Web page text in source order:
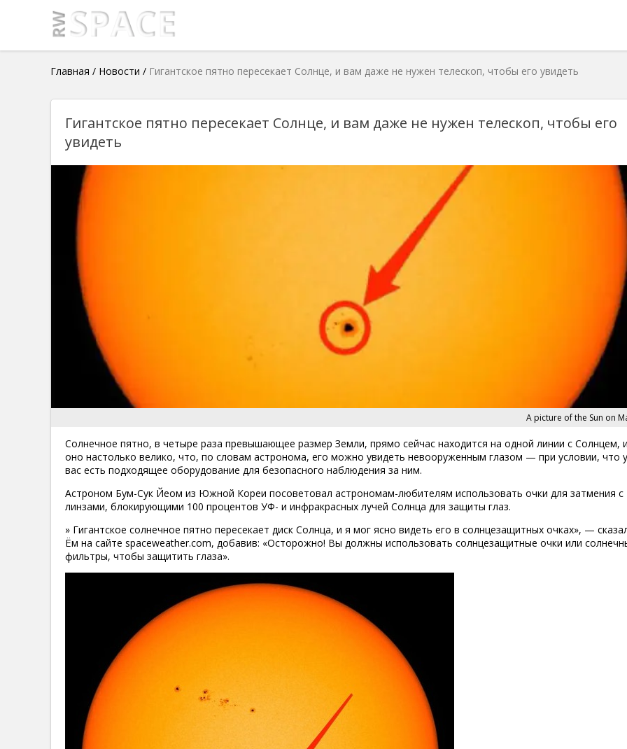
Главная / Новости / Гигантское пятно пересекает Солнце, и вам даже не нужен телескоп, чтобы его увидеть
Гигантское пятно пересекает Солнце, и вам даже не нужен телескоп, чтобы его
увидеть
A picture of the Sun on
Солнечное пятно, в четыре раза превышающее размер Земли, прямо сейчас находится на одной линии с Солнцем, и
оно настолько велико, что, по словам астронома, его можно увидеть невооруженным глазом — при условии, что у
вас есть подходящее оборудование для безопасного наблюдения за ним.
Астроном Бум-Сук Йеом из Южной Кореи посоветовал астрономам-любителям использовать очки для затмения с
линзами, блокирующими 100 процентов УФ- и инфракрасных лучей Солнца для защиты глаз.
» Гигантское солнечное пятно пересекает диск Солнца, и я мог ясно видеть его в солнцезащитных очках», —
Ём на сайте spaceweather.com, добавив: «Осторожно! Вы должны использовать солнцезащитные очки или
фильтры, чтобы защитить глаза».